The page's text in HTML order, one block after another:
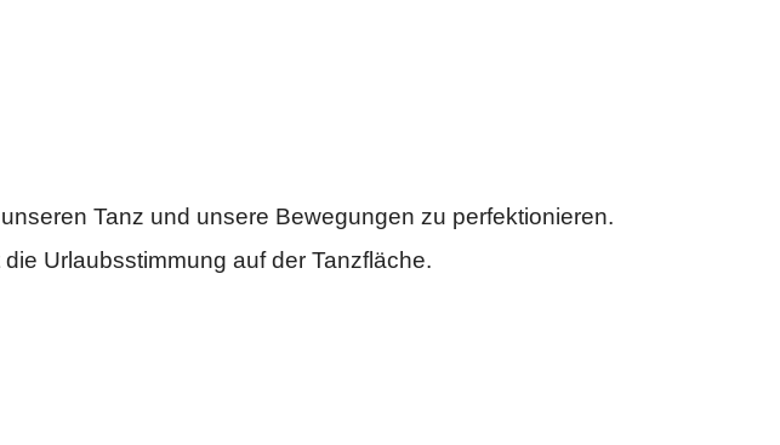
Tanz und unsere Bewegungen zu perfektionieren.
Urlaubsstimmung auf der Tanzfläche.